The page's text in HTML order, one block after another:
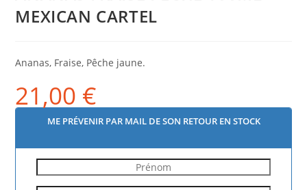
MEXICAN CARTEL
Ananas, Fraise, Pêche jaune.
21,00 €
ME PRÉVENIR PAR MAIL DE SON RETOUR EN STOCK